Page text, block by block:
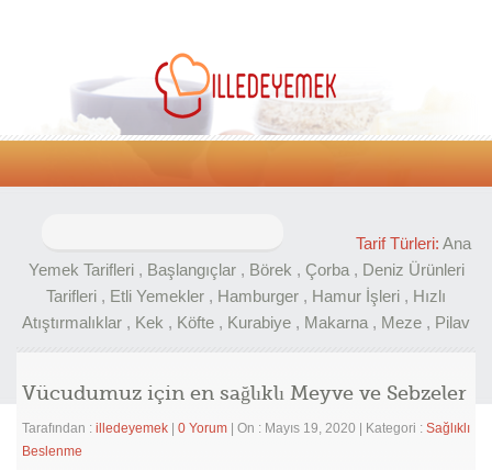
Tarif Türleri: Ana
Yemek Tarifleri, Başlangıçlar, Börek , Çorba, Deniz Ürünleri
Tarifleri , Etli Yemekler , Hamburger , Hamur İşleri , Hızlı
Atıştırmalıklar , Kek , Köfte , Kurabiye , Makarna , Meze , Pilav
Vücudumuz için en sağlıklı Meyve ve Sebzeler
Tarafından : illedeyemek 0 Yorum On : Mayıs 19, 2020 Kategori : Sağlıklı
Beslenme